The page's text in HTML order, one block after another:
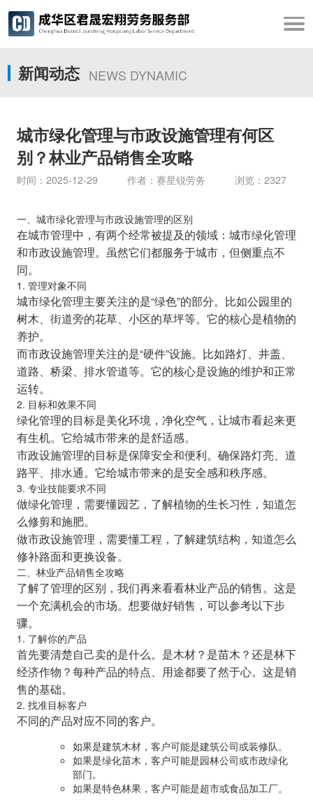
新闻动态 NEWS DYNAMIC
城市绿化管理与市政设施管理有何区
别？林业产品销售全攻略
时间：2025-12-29 作者：赛星锐劳务 浏览：2327
一、城市绿化管理与市政设施管理的区别
在城市管理中，有两个经常被提及的领域：城市绿化管理
和市政设施管理。虽然它们都服务于城市，但侧重点不
同。
1. 管理对象不同
城市绿化管理主要关注的是“绿色”的部分。比如公园里的
树木、街道旁的花草、小区的草坪等。它的核心是植物的
养护。
而市政设施管理关注的是“硬件”设施。比如路灯、井盖、
道路、桥梁、排水管道等。它的核心是设施的维护和正常
运转。
2. 目标和效果不同
绿化管理的目标是美化环境，净化空气，让城市看起来更
有生机。它给城市带来的是舒适感。
市政设施管理的目标是保障安全和便利。确保路灯亮、道
路平、排水通。它给城市带来的是安全感和秩序感。
3. 专业技能要求不同
做绿化管理，需要懂园艺，了解植物的生长习性，知道怎
么修剪和施肥。
做市政设施管理，需要懂工程，了解建筑结构，知道怎么
修补路面和更换设备。
二、林业产品销售全攻略
了解了管理的区别，我们再来看看林业产品的销售。这是
一个充满机会的市场。想要做好销售，可以参考以下步
骤。
1. 了解你的产品
首先要清楚自己卖的是什么。是木材？是苗木？还是林下
经济作物？每种产品的特点、用途都要了然于心。这是销
售的基础。
2. 找准目标客户
不同的产品对应不同的客户。
如果是建筑木材，客户可能是建筑公司或装修队。
如果是绿化苗木，客户可能是园林公司或市政绿化
部门。
如果是特色林果，客户可能是超市或食品加工厂。